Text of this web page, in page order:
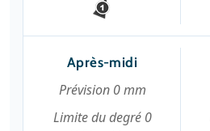
Après-midi
Prévision 0 mm
Limite du degré 0